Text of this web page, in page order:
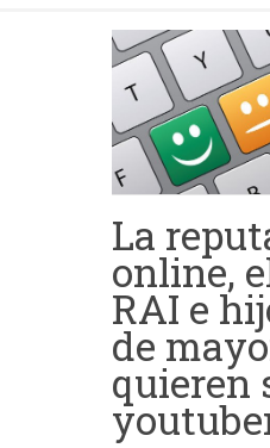
La
online,
RAI e
de
quieren